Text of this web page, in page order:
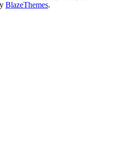
BlazeThemes.